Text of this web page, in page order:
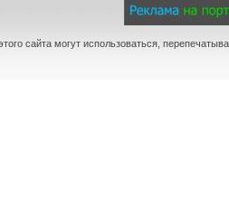
сайта могут использоваться,